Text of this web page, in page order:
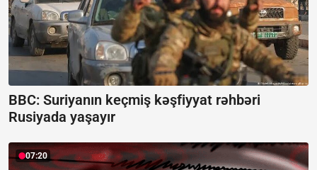
BBC: Suriyanın keçmiş kəşfiyyat rəhbəri
Rusiyada yaşayır
07:20